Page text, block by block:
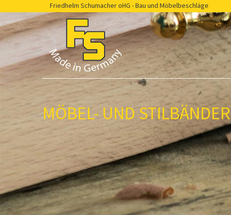
Friedhelm Schumacher oHG - Bau und Möbelbeschläge
MÖBEL- UND STILBÄNDER